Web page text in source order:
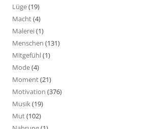
Lüge(19)
Macht(4)
Malerei(1)
Menschen (131)
Mitgefühl(1)
Mode(4)
Moment(21)
Motivation (376)
Musik(19)
Mut(102)